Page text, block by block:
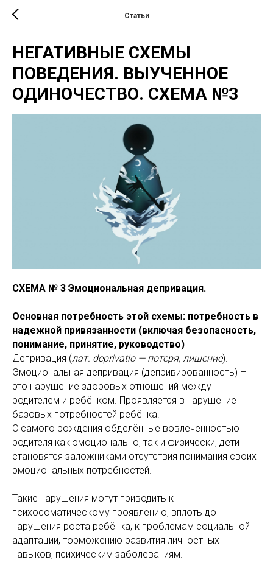
Статьи
НЕГАТИВНЫЕ СХЕМЫ
ПОВЕДЕНИЯ. ВЫУЧЕННОЕ
ОДИНОЧЕСТВО. СХЕМА №3
СХЕМА № 3 Эмоциональная депривация.
Основная потребность этой схемы: потребность в
надежной привязанности (включая безопасность,
понимание, принятие, руководство)
Депривация (лат. deprivatio — потеря, лишение).
Эмоциональная депривация (депривированность) –
это нарушение здоровых отношений между
родителем и ребёнком. Проявляется в нарушение
базовых потребностей ребёнка.
С самого рождения обделённые вовлеченностью
родителя как эмоционально, так и физически, дети
становятся заложниками отсутствия понимания своих
эмоциональных потребностей.
Такие нарушения могут приводить к
психосоматическому проявлению, вплоть до
нарушения роста ребёнка, к проблемам социальной
адаптации, торможению развития личностных
навыков, психическим заболеваниям.